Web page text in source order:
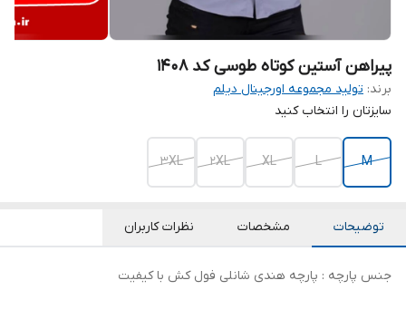
پیراهن آستین کوتاه طوسی کد ۱۴۰۸
برند: تولید مجموعه اورجینال دیلم
سایزتان را انتخاب کنید
M
L
XL
2XL
3XL
توضیحات مشخصات نظرات کاربران
جنس پارچه : پارچه هندی شانلی فول کش با کیفیت